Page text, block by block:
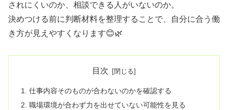
されにくいのか、相談できる人がいないのか。
決めつける前に判断材料を整理することで、自分に合う働
き方が見えやすくなります😊🌿
目次
仕事内容そのものが合わないのかを確認する
職場環境が合わず力を出せていない可能性を見る